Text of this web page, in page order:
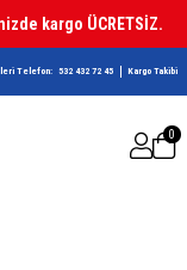
kargo ÜCRETSİZ.
Telefon: 532 432 72 45 Kargo Takibi
0